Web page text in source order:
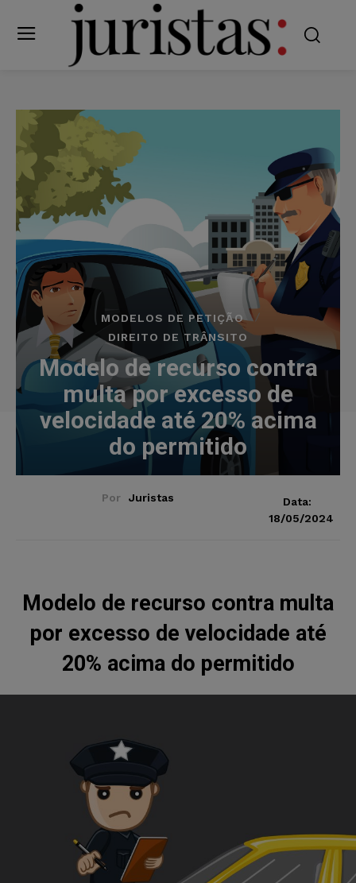
MODELOS DE PETIÇÃO
DIREITO DE TRÂNSITO
Modelo de recurso contra
multa por excesso de
velocidade até 20% acima
do permitido
Por Juristas
Data:
18/05/2024
Modelo de recurso contra multa
por excesso de velocidade até
20% acima do permitido